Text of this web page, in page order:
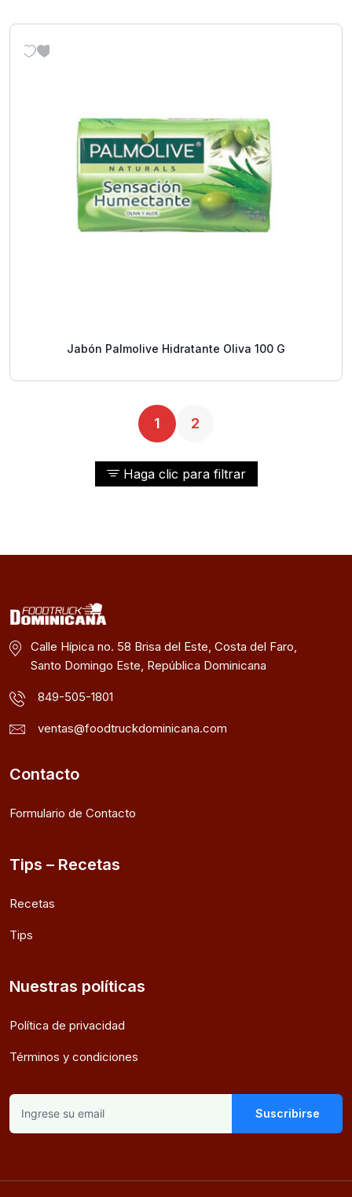
Haga clic para filtrar
Jabón Palmolive Hidratante Oliva 100 G
1 2
Calle Hípica no. 58 Brisa del Este, Costa del Faro,
Santo Domingo Este, República Dominicana
849-505-1801
ventas@foodtruckdominicana.com
Contacto
Formulario de Contacto
Tips – Recetas
Recetas
Tips
Nuestras políticas
Política de privacidad
Términos y condiciones
Suscribirse